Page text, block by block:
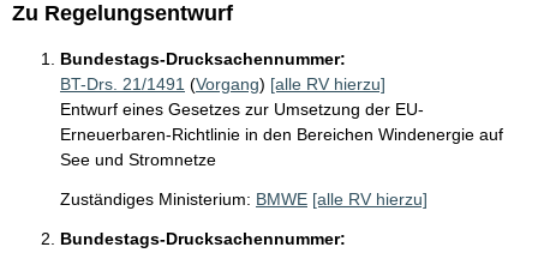
Zu Regelungsentwurf
Bundestags-Drucksachennummer:
BT-Drs. 21/1491 (Vorgang) [alle RV hierzu]
Entwurf eines Gesetzes zur Umsetzung der EU-
Erneuerbaren-Richtlinie in den Bereichen Windenergie auf
See und Stromnetze
Zuständiges Ministerium: BMWE [alle RV hierzu]
Bundestags-Drucksachennummer: